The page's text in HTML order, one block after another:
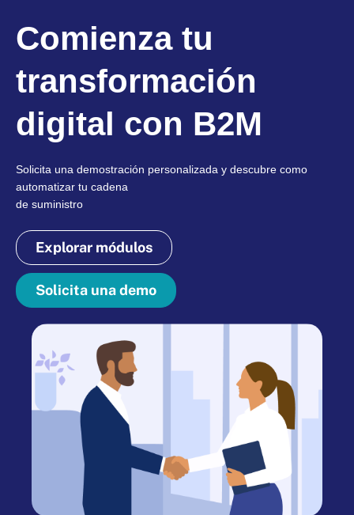
Comienza tu
transformación
digital con B2M
Solicita una demostración personalizada y descubre como
automatizar tu cadena
de suministro
Explorar módulos
Solicita una demo